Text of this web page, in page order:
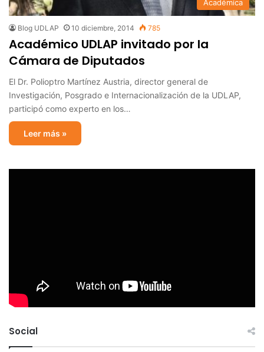
Académica
Blog UDLAP 10 diciembre, 2014 785
Académico UDLAP invitado por la
Cámara de Diputados
El Dr. Polioptro Martínez Austria, director general de
Investigación, Posgrado e Internacionalización de la UDLAP,
participó como experto en los…
Leer más »
Social